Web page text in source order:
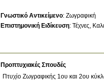
Γνωστικό Αντικείμενο: Ζωγραφική
Επιστημονική Ειδίκευση: Τέχνες
Προπτυχιακές Σπουδές
Πτυχίο Ζωγραφικής 1ου και 2ου